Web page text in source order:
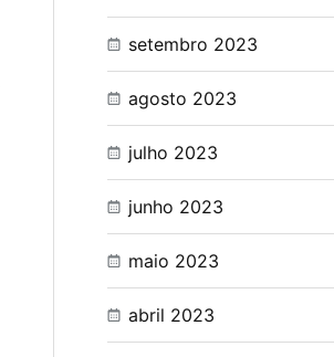
setembro 2023
agosto 2023
julho 2023
junho 2023
maio 2023
abril 2023